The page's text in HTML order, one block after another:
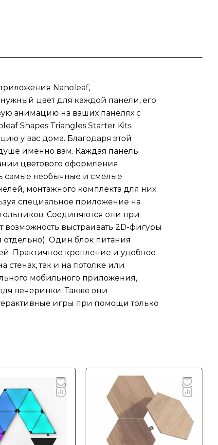
Nanoleaf,
цвет для каждой панели, его
анимацию на ваших панелях с
Shapes Triangles Starter Kits
у вас дома. Благодаря этой
именно вам. Каждая панель
цветового оформления
самые необычные и смелые
монтажного комплекта для них
специальное приложение на
Соединяются они при
выстраивать 2D-фигуры
Один блок питания
Практичное крепление и удобное
так и на потолке или
мобильного приложения,
вечеринки. Также они
игры при помощи только